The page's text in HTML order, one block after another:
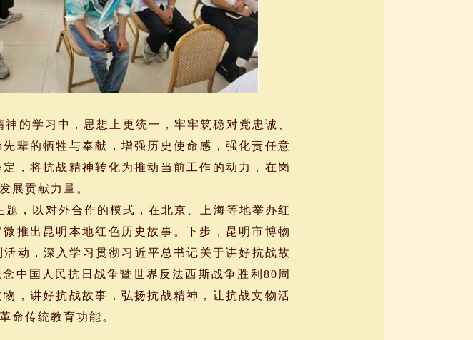
的学习中，思想上更统一，牢牢筑稳对党忠诚、
辈的牺牲与奉献，增强历史使命感，强化责任意
，将抗战精神转化为推动当前工作的动力，在岗
展贡献力量。
，以对外合作的模式，在北京、上海等地举办红
推出昆明本地红色历史故事。下步，昆明市博物
动，深入学习贯彻习近平总书记关于讲好抗战故
中国人民抗日战争暨世界反法西斯战争胜利80周
，讲好抗战故事，弘扬抗战精神，让抗战文物活
命传统教育功能。